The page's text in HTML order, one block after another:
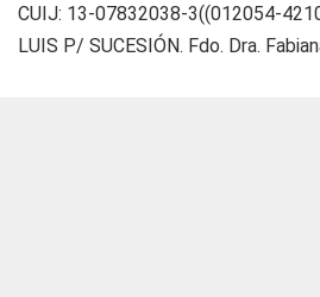
CUIJ: 13-07832038-3((012054-
LUIS P/ SUCESIÓN. Fdo. Dra.